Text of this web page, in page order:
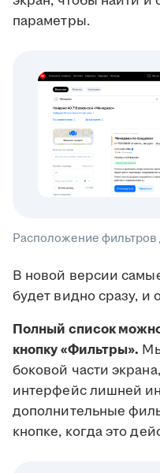
параметры.
Расположение фильтров
В новой версии
будет видно сразу, и
Полный список
кнопку «Фильтры».
боковой части
интерфейс лишней
дополнительные
кнопке, когда это